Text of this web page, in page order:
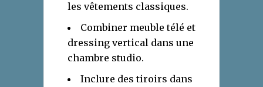
les vêtements classiques.
Combiner meuble télé et
dressing vertical dans une
chambre studio.
Inclure des tiroirs dans